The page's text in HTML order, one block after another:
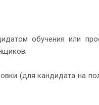
обучения или
(для кандидата на